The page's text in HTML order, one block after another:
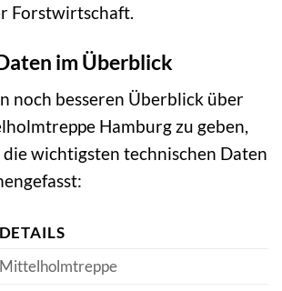
Forstwirtschaft.
im Überblick
noch besseren Überblick über
Hamburg zu geben,
wichtigsten technischen Daten
DETAILS
Mittelholmtreppe